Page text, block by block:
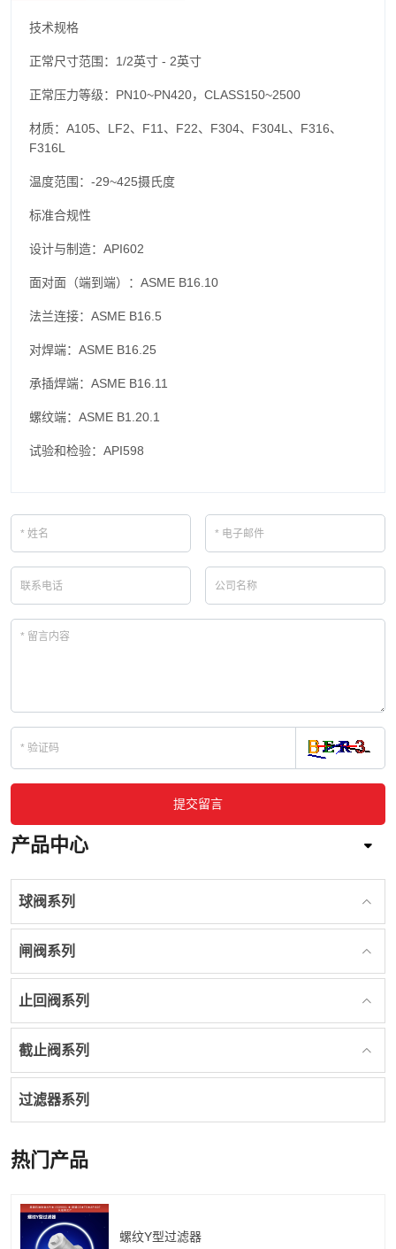
技术规格
正常尺寸范围：1/2英寸 - 2英寸
正常压力等级：PN10~PN420，CLASS150~2500
材质：A105、LF2、F11、F22、F304、F304L、F316、
F316L
温度范围：-29~425摄氏度
标准合规性
设计与制造：API602
面对面（端到端）：ASME B16.10
法兰连接：ASME B16.5
对焊端：ASME B16.25
承插焊端：ASME B16.11
螺纹端：ASME B1.20.1
试验和检验：API598
提交留言
产品中心
球阀系列
闸阀系列
止回阀系列
截止阀系列
过滤器系列
热门产品
螺纹Y型过滤器